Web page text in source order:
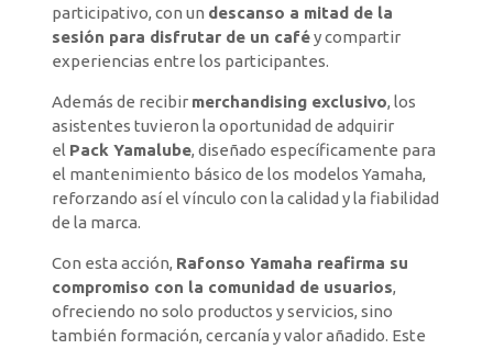
participativo, con un descanso a mitad de la
sesión para disfrutar de un caféy compartir
experiencias entre los participantes.
Además de recibir merchandising exclusivo, los
asistentes tuvieron la oportunidad de adquirir
el Pack Yamalube, diseñado específicamente para
el mantenimiento básico de los modelos Yamaha,
reforzando así el vínculo con la calidad y la fiabilidad
de la marca.
Con esta acción, Rafonso Yamaha reafirma su
compromiso con la comunidad de usuarios,
ofreciendo no solo productos y servicios, sino
también formación, cercanía y valor añadido. Este